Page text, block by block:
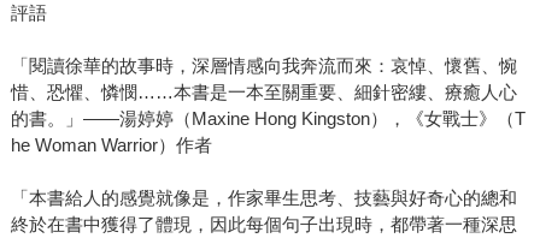
評語
「閱讀徐華的故事時，深層情感向我奔流而來：哀悼、懷舊、惋
惜、恐懼、憐憫……本書是一本至關重要、細針密縷、療癒人心
的書。」——湯婷婷（Maxine Hong Kingston），《女戰士》（T
he Woman Warrior）作者
「本書給人的感覺就像是，作家畢生思考、技藝與好奇心的總和
終於在書中獲得了體現，因此每個句子出現時，都帶著一種深思